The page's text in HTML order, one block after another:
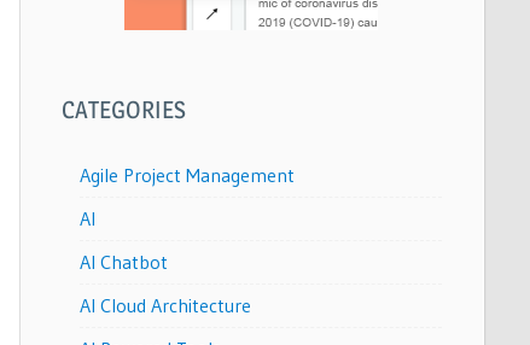
CATEGORIES
Agile Project Management
AI
AI Chatbot
AI Cloud Architecture